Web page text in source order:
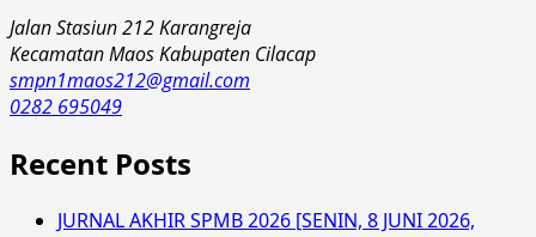
Jalan Stasiun 212 Karangreja
Kecamatan Maos Kabupaten Cilacap
smpn1maos212@gmail.com
0282 695049
Recent Posts
JURNAL AKHIR SPMB 2026 [SENIN, 8 JUNI 2026,